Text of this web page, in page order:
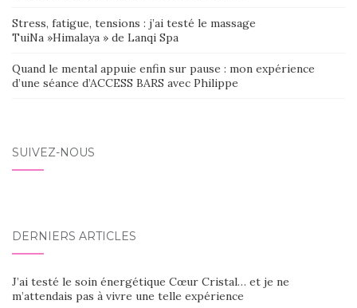
Stress, fatigue, tensions : j’ai testé le massage
TuiNa »Himalaya » de Lanqi Spa
Quand le mental appuie enfin sur pause : mon expérience
d’une séance d’ACCESS BARS avec Philippe
SUIVEZ-NOUS
DERNIERS ARTICLES
J’ai testé le soin énergétique Cœur Cristal… et je ne
m’attendais pas à vivre une telle expérience